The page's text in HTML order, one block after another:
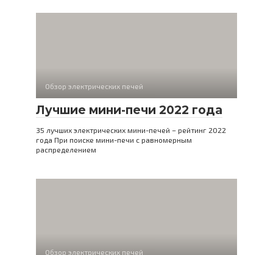
Обзор электрических печей
Лучшие мини-печи 2022 года
35 лучших электрических мини-печей – рейтинг 2022
года При поиске мини-печи с равномерным
распределением
Обзор электрических печей